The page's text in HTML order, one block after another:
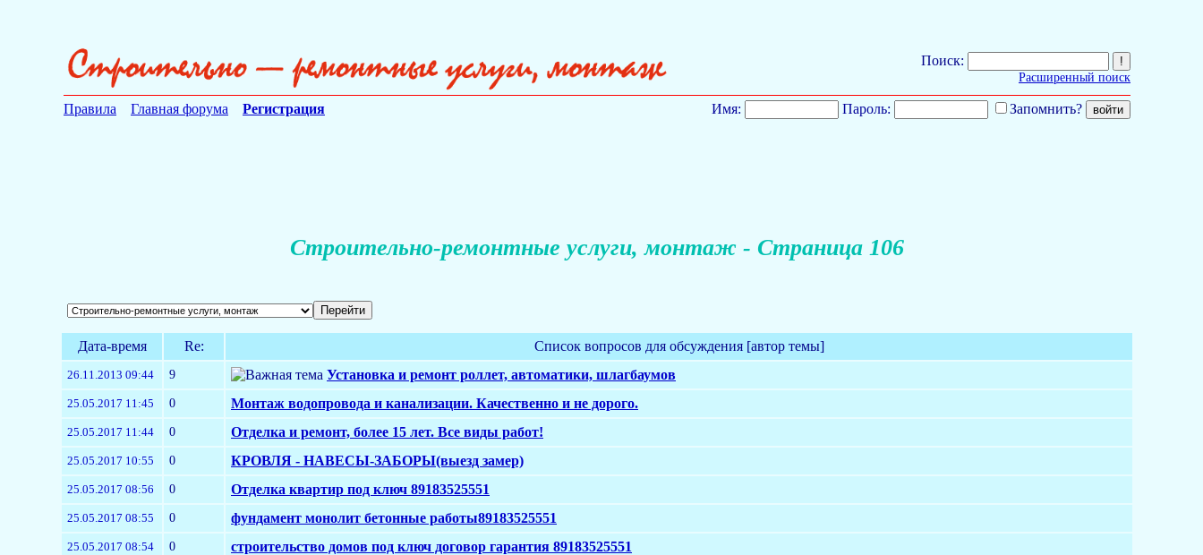
Поиск:
Расширенный поиск
Правила Главная форума Регистрация Имя: Пароль: Запомнить?
Строительно-ремонтные услуги, монтаж - Страница 106
Дата-время Re: Список вопросов для обсуждения [автор темы]
26.11.2013 09:44 9 Установка и ремонт роллет, автоматики, шлагбаумов
25.05.2017 11:45 0 Монтаж водопровода и канализации. Качественно и не дорого.
25.05.2017 11:44 0 Отделка и ремонт, более 15 лет. Все виды работ!
25.05.2017 10:55 0 КРОВЛЯ - НАВЕСЫ-ЗАБОРЫ(выезд замер)
25.05.2017 08:56 0 Отделка квартир под ключ 89183525551
25.05.2017 08:55 0 фундамент монолит бетонные работы89183525551
25.05.2017 08:54 0 строительство домов под ключ договор гарантия 89183525551